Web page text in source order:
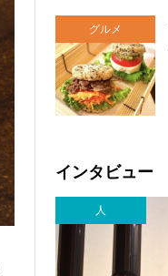
グルメ
インタビュー
人